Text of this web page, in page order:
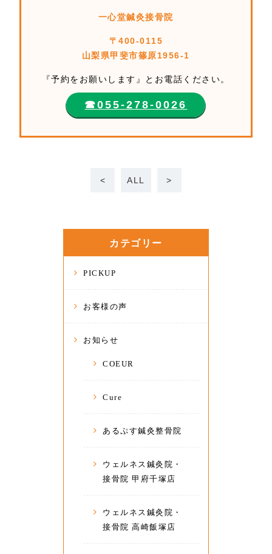
一心堂鍼灸接骨院
〒400-0115
山梨県甲斐市篠原1956-1
『予約をお願いします』とお電話ください。
☎︎055-278-0026
< ALL >
カテゴリー
PICKUP
お客様の声
お知らせ
COEUR
Cure
あるぷす鍼灸整骨院
ウェルネス鍼灸院・
接骨院 甲府千塚店
ウェルネス鍼灸院・
接骨院 高崎飯塚店